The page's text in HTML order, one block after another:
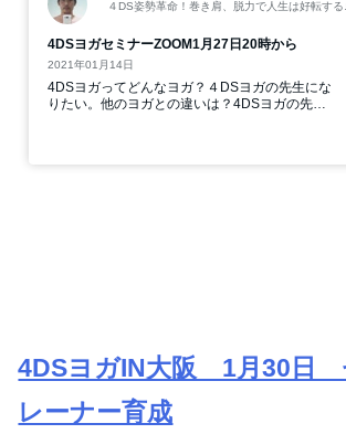
4DSヨガIN大阪 1月30日
レーナー育成